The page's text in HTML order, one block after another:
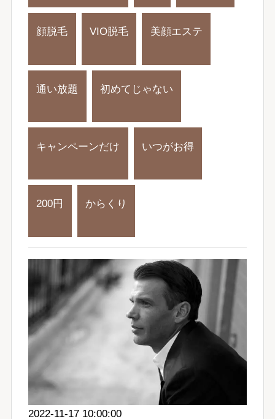
顔脱毛 VIO脱毛 美顔エステ
通い放題 初めてじゃない
キャンペーンだけ いつがお得
200円 からくり
2022-11-17 10:00:00